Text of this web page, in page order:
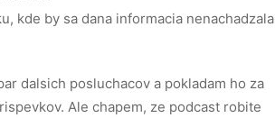
kde by sa dana informacia nenachadzala
dalsich posluchacov a pokladam ho za
Ale chapem, ze podcast robite